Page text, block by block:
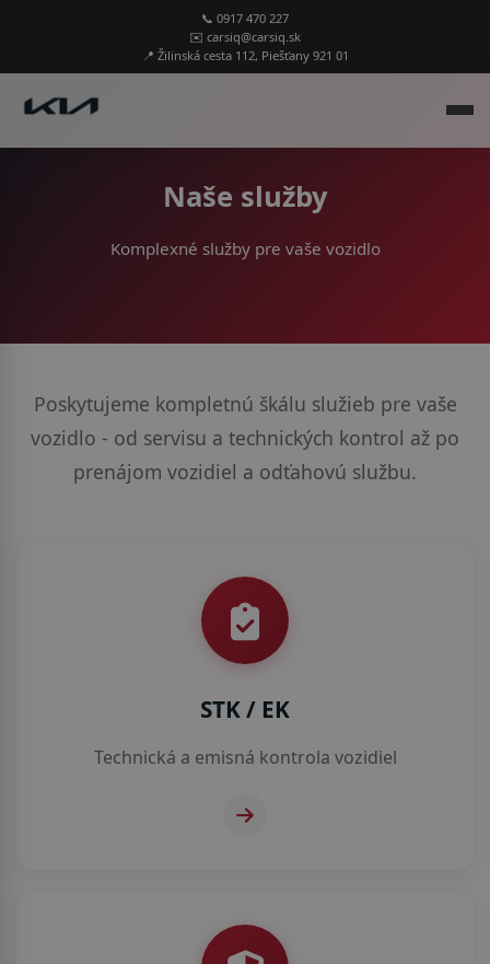
📞 0917 470 227
✉️ carsiq@carsiq.sk
📍 Žilinská cesta 112, Piešťany 921 01
Naše služby
Komplexné služby pre vaše vozidlo
Poskytujeme kompletnú škálu služieb pre vaše
vozidlo - od servisu a technických kontrol až po
prenájom vozidiel a odťahovú službu.
STK / EK
Technická a emisná kontrola vozidiel